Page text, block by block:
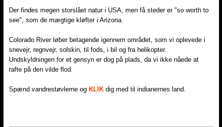
Der findes megen storslået natur i USA, men få steder er "so worth to
see", som de mægtige kløfter i Arizona.
Colorado River løber betagende igennem området, som vi oplevede i
snevejr, regnvejr, solskin, til fods, i bil og fra helikopter.
Undskyldningen for et gensyn er dog på plads, da vi ikke nåede at
rafte på den vilde flod.
Spænd vandrestøvlerne og KLIK dig med til indianernes land.